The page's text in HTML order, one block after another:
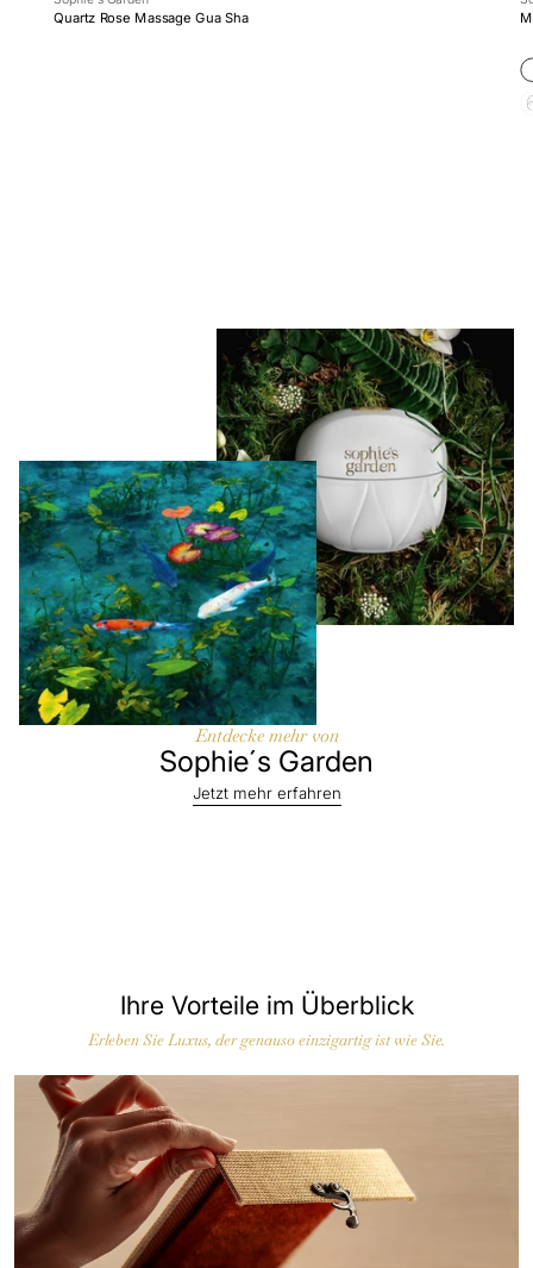
Quartz Rose Massage Gua Sha
Entdecke mehr von
Sophie´s Garden
Jetzt mehr erfahren
Ihre Vorteile im Überblick
Erleben Sie Luxus, der genauso einzigartig ist wie Sie.